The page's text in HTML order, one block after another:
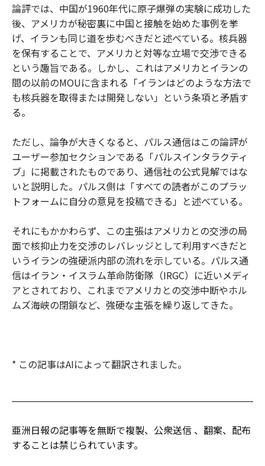
論評では、中国が1960年代に原子爆弾の実験に成功した
後、アメリカが秘密裏に中国と接触を始めた事例を挙
げ、イランも同じ道を歩むべきだと述べている。核兵器
を保有することで、アメリカと対等な立場で交渉できる
という趣旨である。しかし、これはアメリカとイランの
間の以前のMOUに含まれる「イランはどのような方法で
も核兵器を取得または開発しない」という条項と矛盾す
る。
ただし、論争が大きくなると、パルス通信はこの論評が
ユーザー参加セクションである「パルスインタラクティ
ブ」に掲載されたものであり、通信社の公式見解ではな
いと説明した。パルス側は「すべての読者がこのプラッ
トフォームに自分の意見を投稿できる」と述べている。
それにもかかわらず、この主張はアメリカとの交渉の局
面で核抑止力を交渉のレバレッジとして利用すべきだと
いうイランの強硬派内部の流れを示している。パルス通
信はイラン・イスラム革命防衛隊（IRGC）に近いメディ
アとされており、これまでアメリカとの交渉中断やホル
ムズ海峡の閉鎖など、強硬な主張を繰り返してきた。
* この記事はAIによって翻訳されました。
亜洲日報の記事等を無断で複製、公衆送信 、翻案、配布
することは禁じられています。